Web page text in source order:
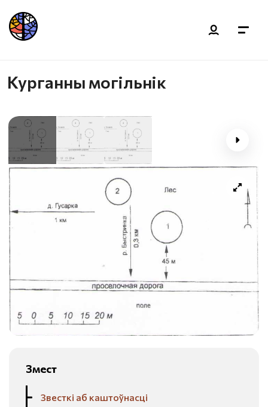
Курганны могільнік
Змест
Звесткі аб каштоўнасці